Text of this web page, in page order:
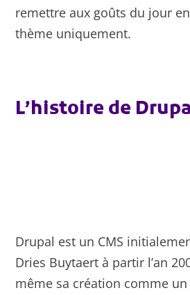
remettre aux goûts du jour
thème uniquement.
L’histoire de
Drupal est un CMS
Dries Buytaert à partir l’an
même sa création comme